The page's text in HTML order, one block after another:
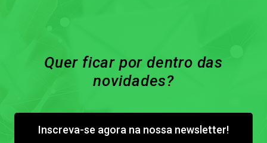
Quer ficar por dentro das
novidades?
Inscreva-se agora na nossa newsletter!